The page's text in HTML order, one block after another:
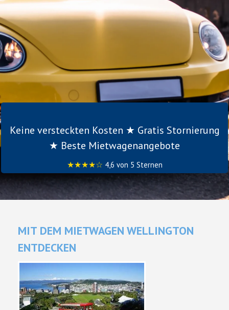
Keine versteckten Kosten ★ Gratis Stornierung
★ Beste Mietwagenangebote
★★★★☆ 4,6 von 5 Sternen
MIT DEM MIETWAGEN WELLINGTON
ENTDECKEN